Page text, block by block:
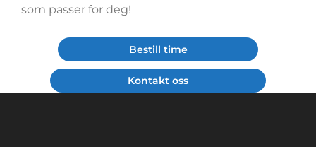
som passer for deg!
Bestill time
Kontakt oss